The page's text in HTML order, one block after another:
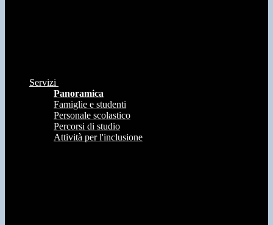
Servizi
Panoramica
Famiglie e studenti
Personale scolastico
Percorsi di studio
Attività per l'inclusione